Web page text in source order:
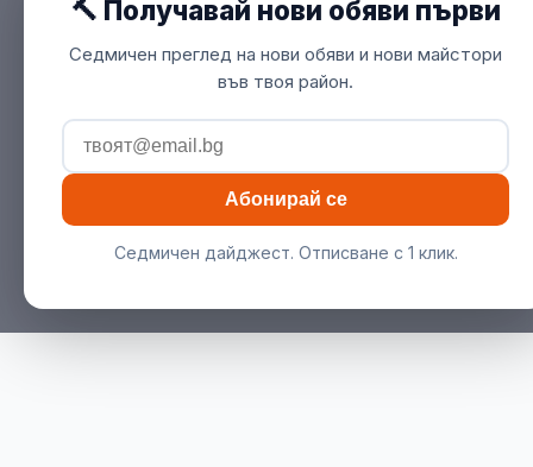
🔨 Получавай нови обяви първи
Седмичен преглед на нови обяви и нови майстори
във твоя район.
Абонирай се
Седмичен дайджест. Отписване с 1 клик.